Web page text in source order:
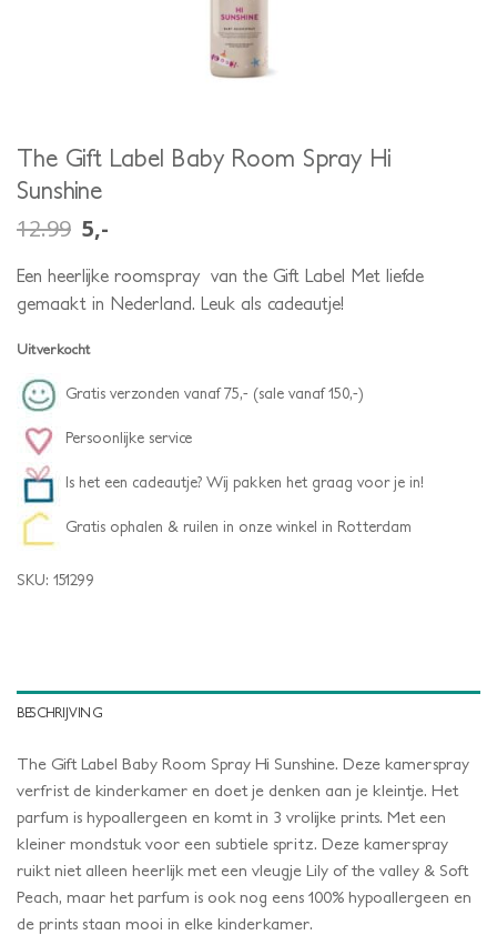
The Gift Label Baby Room Spray Hi
Sunshine
12.99 oorspronkelijke
prijs
12.99.
5,-
5,-.
Een heerlijke roomspray van the Gift Label Met liefde
gemaakt in Nederland. Leuk als cadeautje!
Uitverkocht
Gratis verzonden vanaf 75,- (sale vanaf 150,-)
Persoonlijke service
Is het een cadeautje? Wij pakken het graag voor je in!
Gratis ophalen & ruilen in onze winkel in Rotterdam
SKU: 151299
BESCHRIJVING
The Gift Label Baby Room Spray Hi Sunshine. Deze kamerspray
verfrist de kinderkamer en doet je denken aan je kleintje. Het
parfum is hypoallergeen en komt in 3 vrolijke prints. Met een
kleiner mondstuk voor een subtiele spritz. Deze kamerspray
ruikt niet alleen heerlijk met een vleugje Lily of the valley & Soft
Peach, maar het parfum is ook nog eens 100% hypoallergeen en
de prints staan mooi in elke kinderkamer.